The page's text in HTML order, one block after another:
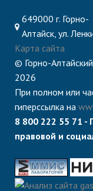
649000 г. Горно-
Алтайск, ул.
Карта сайта
© Горно-
2026
При полном или
гиперссылка на
8 800 222 55 71 -
правовой и